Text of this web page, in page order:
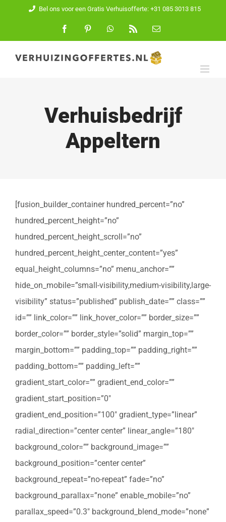
inhoud
Bel ons voor een Gratis Verhuisofferte: +31 085 3013 815
FacebookPinterest WhatsApp
E-
Verhuisbedrijf
Appeltern
[fusion_builder_container hundred_percent=”no”
hundred_percent_height=”no”
hundred_percent_height_scroll=”no”
hundred_percent_height_center_content=”yes”
equal_height_columns=”no” menu_anchor=””
hide_on_mobile=”small-visibility,medium-visibility,large-
visibility” status=”published” publish_date=”” class=””
id=”” link_color=”” link_hover_color=”” border_size=””
border_color=”” border_style=”solid” margin_top=””
margin_bottom=”” padding_top=”” padding_right=””
padding_bottom=”” padding_left=””
gradient_start_color=”” gradient_end_color=””
gradient_start_position=”0″
gradient_end_position=”100″ gradient_type=”linear”
radial_direction=”center center” linear_angle=”180″
background_color=”” background_image=””
background_position=”center center”
background_repeat=”no-repeat” fade=”no”
background_parallax=”none” enable_mobile=”no”
parallax_speed=”0.3″ background_blend_mode=”none”